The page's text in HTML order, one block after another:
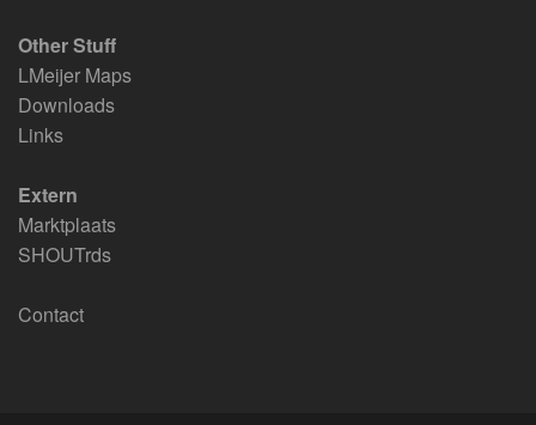
Other Stuff
LMeijer Maps
Downloads
Links
Extern
Marktplaats
SHOUTrds
Contact